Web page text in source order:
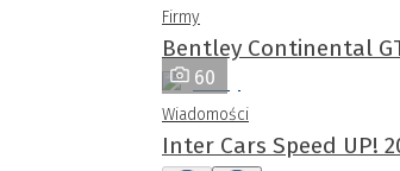
Firmy
Bentley Continental
60
Wiadomości
Inter Cars Speed UP!